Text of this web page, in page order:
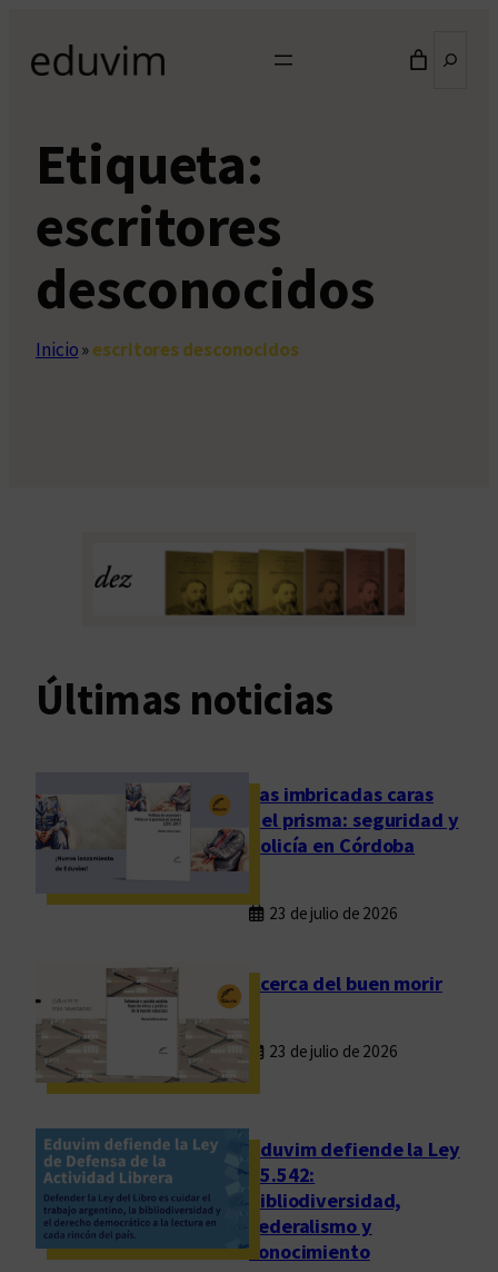
contenido
Etiqueta:
escritores
desconocidos
Inicio»escritores desconocidos
Últimas noticias
Las imbricadas caras
del prisma: seguridad y
policía en Córdoba
23 de julio de 2026
Acerca del buen morir
23 de julio de 2026
Eduvim defiende la Ley
25.542:
bibliodiversidad,
federalismo y
conocimiento